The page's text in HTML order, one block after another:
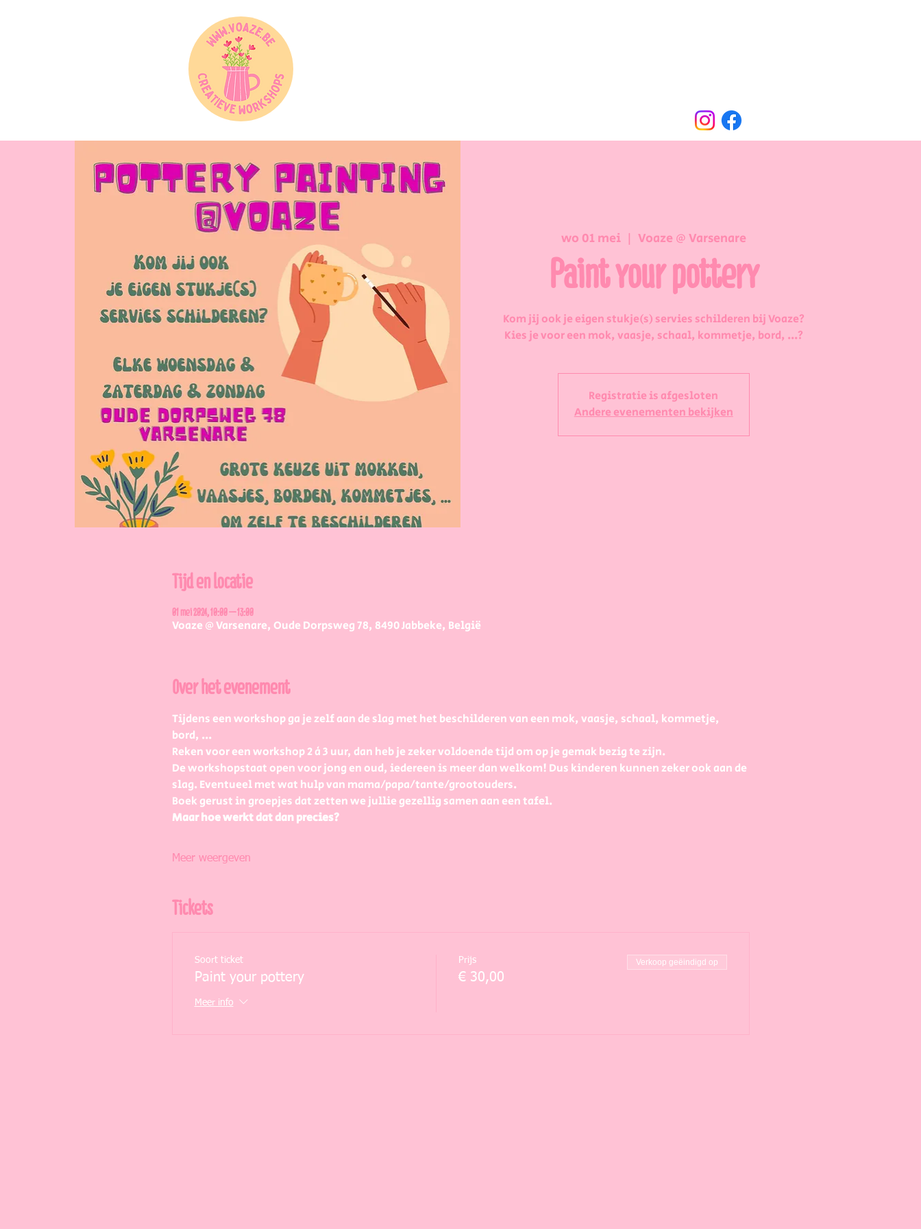
wo 01 mei
  |
Voaze @ Varsenare
Paint your pottery
Kom jij ook je eigen stukje(s) servies schilderen bij Voaze?
Kies je voor een mok, vaasje, schaal, kommetje, bord, ...?
Registratie is afgesloten
Andere evenementen bekijken
Tijd en locatie
01 mei 2024, 10:00 – 13:00
Voaze @ Varsenare, Oude Dorpsweg 78, 8490 Jabbeke, België
Over het evenement
Tijdens een workshop ga je zelf aan de slag met het beschilderen van een mok, vaasje, schaal, kommetje,
bord, ...
Reken voor een workshop 2 à 3 uur, dan heb je zeker voldoende tijd om op je gemak bezig te zijn.
De workshopstaat open voor jong en oud, iedereen is meer dan welkom! Dus kinderen kunnen zeker ook aan de
slag. Eventueel met wat hulp van mama/papa/tante/grootouders.
Boek gerust in groepjes dat zetten we jullie gezellig samen aan een tafel.
Maar hoe werkt dat dan precies?
Meer weergeven
Tickets
Soort ticket
Paint your pottery
Meer info
Prijs
€ 30,00
Verkoop geëindigd op